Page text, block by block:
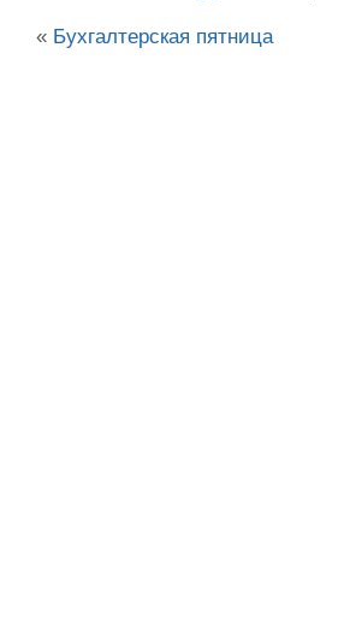
« Бухгалтерская пятница